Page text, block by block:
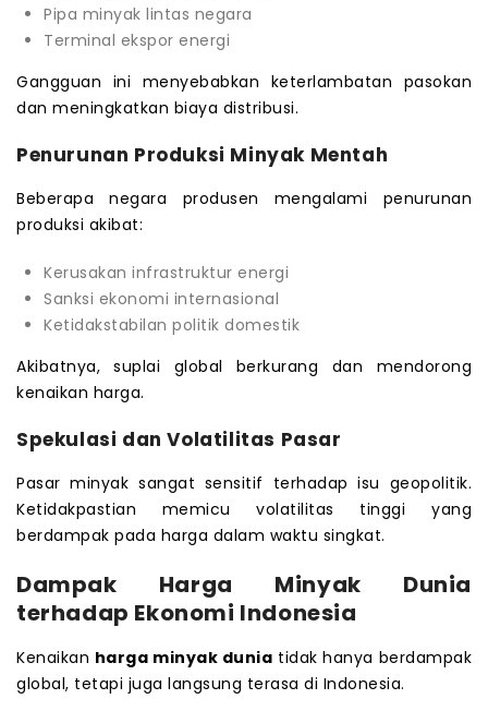
Pipa minyak lintas negara
Terminal ekspor energi
Gangguan ini menyebabkan keterlambatan pasokan
dan meningkatkan biaya distribusi.
Penurunan Produksi Minyak Mentah
Beberapa negara produsen mengalami penurunan
produksi akibat:
Kerusakan infrastruktur energi
Sanksi ekonomi internasional
Ketidakstabilan politik domestik
Akibatnya, suplai global berkurang dan mendorong
kenaikan harga.
Spekulasi dan Volatilitas Pasar
Pasar minyak sangat sensitif terhadap isu geopolitik.
Ketidakpastian memicu volatilitas tinggi yang
berdampak pada harga dalam waktu singkat.
Dampak Harga Minyak Dunia
terhadap Ekonomi Indonesia
Kenaikan harga minyak dunia tidak hanya berdampak
global, tetapi juga langsung terasa di Indonesia.